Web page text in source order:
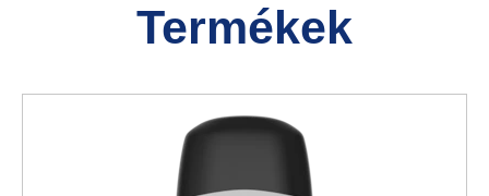
Termékek